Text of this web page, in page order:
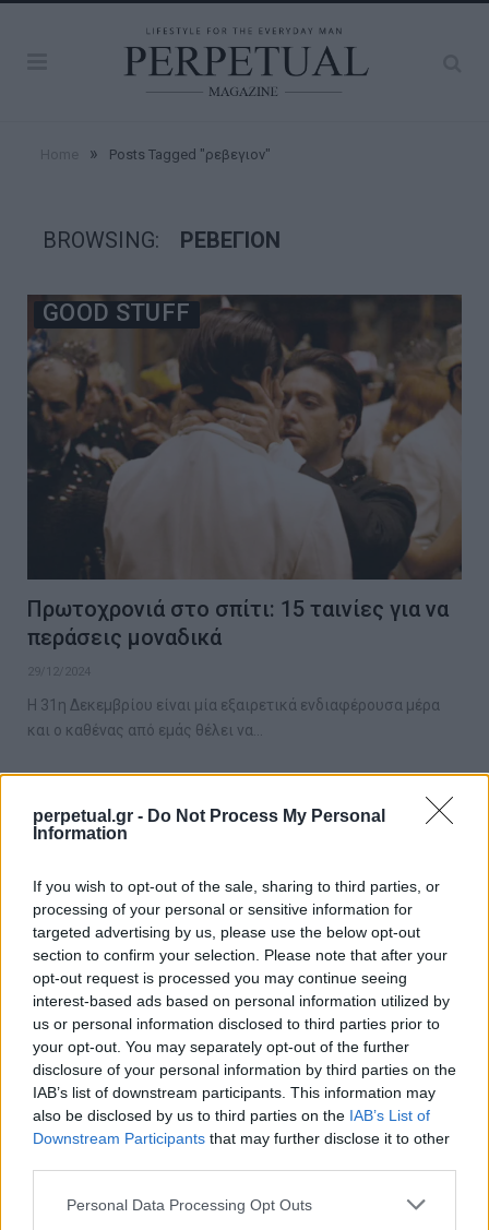
perpetual.gr - Do Not Process My Personal
Information
If you wish to opt-out of the sale, sharing to third parties, or
processing of your personal or sensitive information for
targeted advertising by us, please use the below opt-out
section to confirm your selection. Please note that after your
opt-out request is processed you may continue seeing
interest-based ads based on personal information utilized by
us or personal information disclosed to third parties prior to
your opt-out. You may separately opt-out of the further
disclosure of your personal information by third parties on the
IAB’s list of downstream participants. This information may
also be disclosed by us to third parties on the IAB’s List of
Downstream Participants that may further disclose it to other
Personal Data Processing Opt Outs
» Posts Tagged "ρεβεγιον"
BROWSING: ΡΕΒΕΓΙΟΝ
GOOD STUFF
Πρωτοχρονιά στο σπίτι: 15 ταινίες για να
περάσεις μοναδικά
29/12/2024
Η 31η Δεκεμβρίου είναι μία εξαιρετικά ενδιαφέρουσα μέρα
και ο καθένας από εμάς θέλει να…
GOOD STUFF
5 πρωτότυπες ιδέες για θεματικά πάρτι
την παραμονή της πρωτοχρονιάς
Η παραμονή της Πρωτοχρονιάς είναι μια μοναδική ευκαιρία